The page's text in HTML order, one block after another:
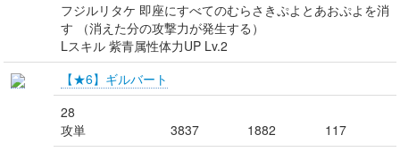
フジルリタケ 即座にすべてのむらさきぷよとあおぷよを消
す （消えた分の攻撃力が発生する）
Lスキル 紫青属性体力UP Lv.2
【★6】ギルバート
28
攻単
3837 1882
117